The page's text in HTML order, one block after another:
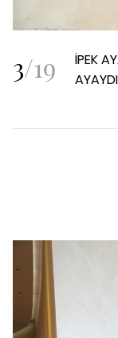
3/19
İPEK